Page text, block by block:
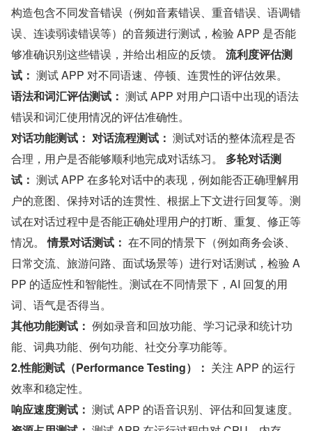
构造包含不同发音错误（例如音素错误、重音错误、语调错
误、连读弱读错误等）的音频进行测试，检验 APP 是否能
够准确识别这些错误，并给出相应的反馈。 流利度评估测
试：
语法和词汇评估测试： 测试 APP 对用户口语中出现的语法
错误和词汇使用情况的评估准确性。
对话功能测试： 对话流程测试： 测试对话的整体流程是否
合理，用户是否能够顺利地完成对话练习。 多轮对话测
试： 测试 APP 在多轮对话中的表现，例如能否正确理解用
户的意图、保持对话的连贯性、根据上下文进行回复等。测
试在对话过程中是否能正确处理用户的打断、重复、修正等
情况。 情景对话测试： 在不同的情景下（例如商务会谈、
日常交流、旅游问路、面试场景等）进行对话测试，检验 A
PP 的适应性和智能性。测试在不同情景下，AI 回复的用
词、语气是否得当。
其他功能测试： 例如录音和回放功能、学习记录和统计功
能、词典功能、例句功能、社交分享功能等。
2.性能测试（Performance Testing）： 关注 APP 的运行
效率和稳定性。
响应速度测试： 测试 APP 的语音识别、评估和回复速度。